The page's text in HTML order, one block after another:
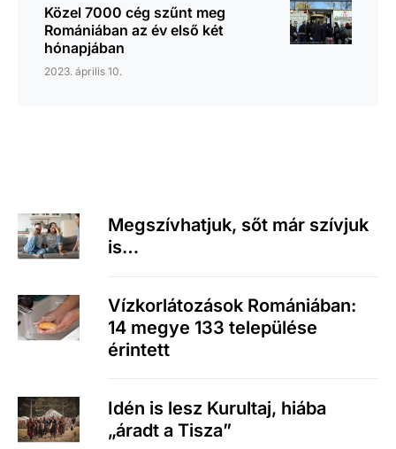
Közel 7000 cég szűnt meg
Romániában az év első két
hónapjában
2023. április 10.
Megszívhatjuk, sőt már szívjuk
is…
Vízkorlátozások Romániában:
14 megye 133 települése
érintett
Idén is lesz Kurultaj, hiába
„áradt a Tisza”